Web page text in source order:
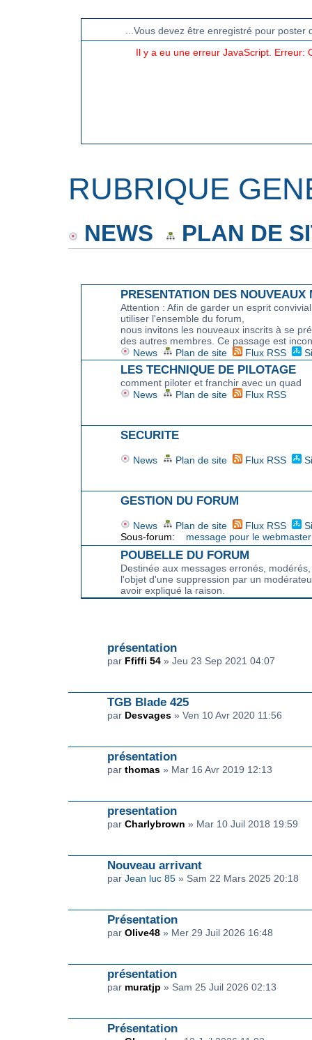
...Vous devez être enregistré pour
Il y a eu une erreur JavaScript. Erreur:
RUBRIQUE
NEWS PLAN DE
PRESENTATION DES NOUVEAUX
Attention : Afin de garder un esprit
utiliser l'ensemble du forum,
nous invitons les nouveaux inscrits à se
des autres membres. Ce passage est
News
Plan de site Flux RSS
LES TECHNIQUE DE PILOTAGE
comment piloter et franchir avec un quad
News
Plan de site Flux RSS
SECURITE
News Plan de site Flux RSS
GESTION DU FORUM
News Plan de site Flux RSS
Sous-forum:
message pour le webmaster
POUBELLE DU FORUM
Destinée aux messages erronés,
l'objet d'une suppression par un
avoir expliqué la raison.
présentation
par Ffiffi 54 » Jeu 23 Sep 2021 04:07
TGB Blade 425
par Desvages » Ven 10 Avr 2020 11:56
présentation
par thomas » Mar 16 Avr 2019 12:13
presentation
par Charlybrown » Mar 10 Juil 2018 19:59
Nouveau arrivant
par Jean luc 85 » Sam 22 Mars 2025 20:18
Présentation
par Olive48 » Mer 29 Juil 2026 16:48
présentation
par muratjp » Sam 25 Juil 2026 02:13
Présentation